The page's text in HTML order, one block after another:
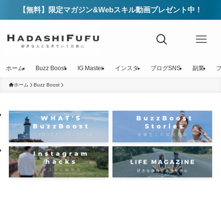
【無料】限定マガジン&Webスキル動画プレゼント中！
ホーム Buzz Boost IG Master インスタ ブログSNS 副業
ホーム Buzz Boost